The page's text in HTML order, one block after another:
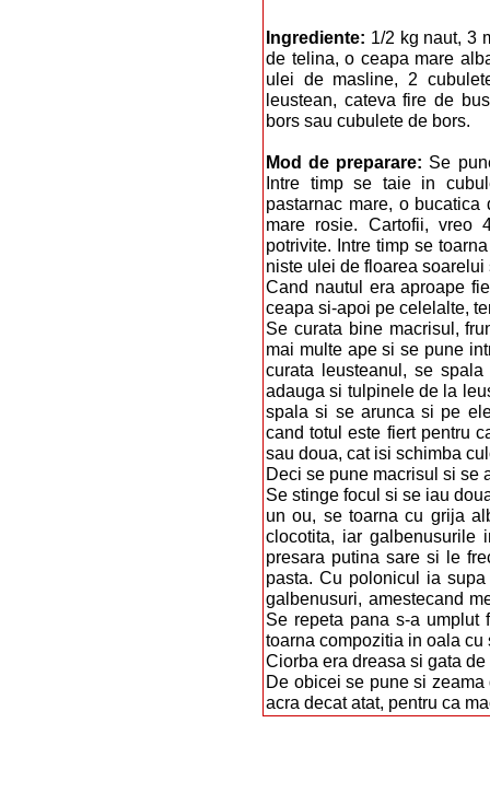
Ingrediente: 1/2 kg naut, 3
de telina, o ceapa mare
ulei de masline, 2
leustean, cateva fire de
bors sau cubulete de bors.
Mod de preparare: Se
Intre timp se taie in
pastarnac mare, o
mare rosie. Cartofii, vreo
potrivite. Intre timp se
niste ulei de floarea
Cand nautul era aproape
ceapa si-apoi pe celelalte,
Se curata bine macrisul,
mai multe ape si se pune
curata leusteanul, se
adauga si tulpinele de la
spala si se arunca si pe
cand totul este fiert pentru
sau doua, cat isi schimba
Deci se pune macrisul si se
Se stinge focul si se iau
un ou, se toarna cu grija
clocotita, iar galbenusurile
presara putina sare si le
pasta. Cu polonicul ia
galbenusuri, amestecand
Se repeta pana s-a umplut
toarna compozitia in oala cu
Ciorba era dreasa si gata de
De obicei se pune si
acra decat atat, pentru ca